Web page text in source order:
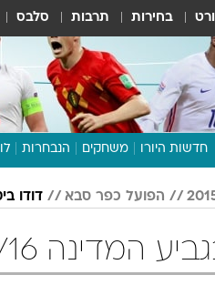
בחירות תרבות סלבס
חדשות היורו משחקים הנבחרות
הפועל כפר סבא דודו
2015/16 כדורגל